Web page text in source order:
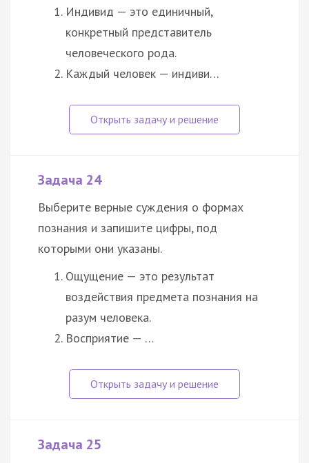
Индивид — это единичный,
конкретный представитель
человеческого рода.
Каждый человек — индиви…
Задача 24
Выберите верные суждения о формах
познания и запишите цифры, под
которыми они указаны.
Ощущение — это результат
воздействия предмета познания на
разум человека.
Восприятие — …
Задача 25